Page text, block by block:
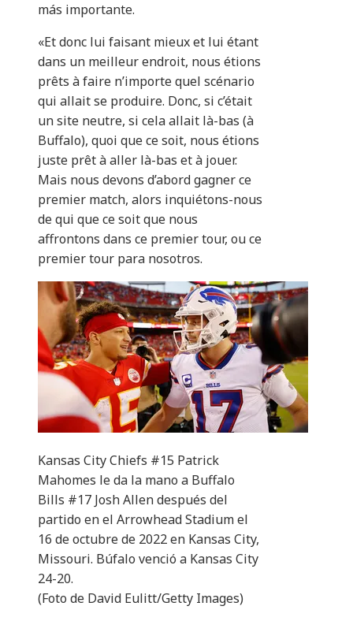
más importante.
«Et donc lui faisant mieux et lui étant
dans un meilleur endroit, nous étions
prêts à faire n’importe quel scénario
qui allait se produire. Donc, si c’était
un site neutre, si cela allait là-bas (à
Buffalo), quoi que ce soit, nous étions
juste prêt à aller là-bas et à jouer.
Mais nous devons d’abord gagner ce
premier match, alors inquiétons-nous
de qui que ce soit que nous
affrontons dans ce premier tour, ou ce
premier tour para nosotros.
Kansas City Chiefs #15 Patrick
Mahomes le da la mano a Buffalo
Bills #17 Josh Allen después del
partido en el Arrowhead Stadium el
16 de octubre de 2022 en Kansas City,
Missouri. Búfalo venció a Kansas City
24-20.
(Foto de David Eulitt/Getty Images)